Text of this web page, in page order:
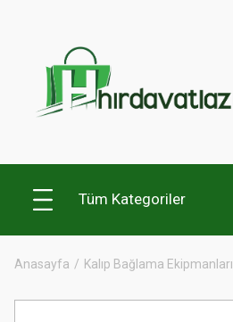
Tüm Kategoriler
Anasayfa Kalıp Bağlama Ekipmanları